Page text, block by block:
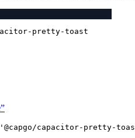
pretty-toast
'@capgo/capacitor-pretty-